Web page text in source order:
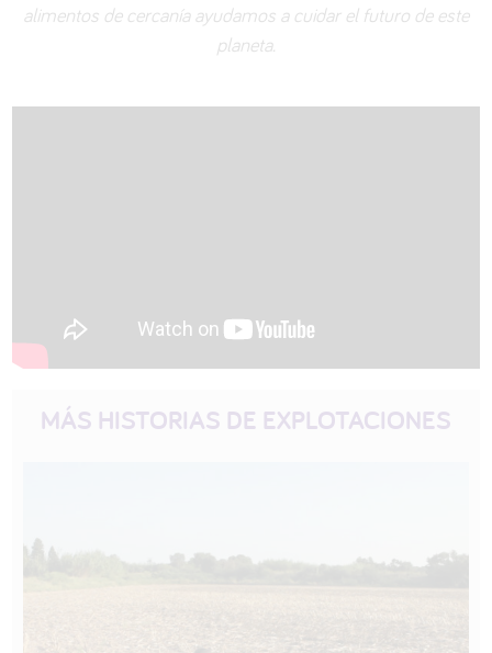
alimentos de cercanía ayudamos a cuidar el futuro de este
planeta.
MÁS HISTORIAS DE EXPLOTACIONES